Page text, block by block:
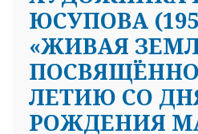
ЮСУПОВА
«ЖИВАЯ
ЛЕТИЮ СО
РОЖДЕНИЯ